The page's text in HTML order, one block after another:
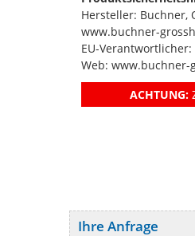
Hersteller: Buchner,
www.buchner-
EU-
Web: www.buchner-
ACHTUNG:
Ihre Anfrage